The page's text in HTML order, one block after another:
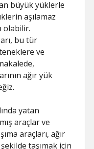
büyük yüklerle
aşılamaz
olabilir.
bu tür
ve
ağır yük
yatan
araçlar ve
araçları, ağır
taşımak için